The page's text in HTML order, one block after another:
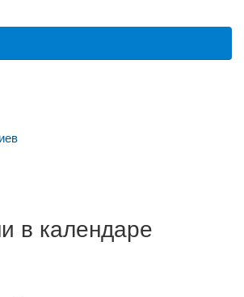
в календаре